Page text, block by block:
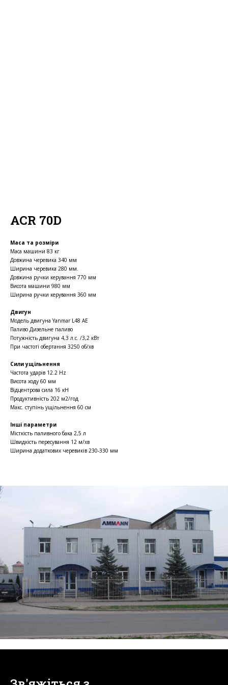
ACR 70D
Маса та розміри
Маса машини 83 кг
Довжина черевика 340 мм
Ширина черевика 280 мм.
Довжина ручки керування 770 мм
Висота машини 980 мм
Ширина ручки керування 360 мм
Двигун
Модель двигуна Yanmar L48 AE
Паливо Дизельне паливо
Потужність двигуна 4,3 л.с. /3,2 кВт
При частоті обертання 3250 об/хв
Сили ущільнення
Частота ударів 12.2 Hz
Висота ходу 60 мм
Відцентрова сила 16 кН
Продуктивність 202 м2/год
Макс. ступінь ущільнення 60 см
Інші параметри
Місткість паливного бака 2,5 л
Швидкість пересування 12 м/хв
Ширина додаткових черевиків 230-330 мм